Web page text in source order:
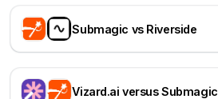
Submagic vs Riverside
Vizard.ai versus Submagic